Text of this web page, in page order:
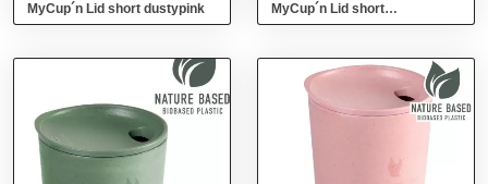
MyCup´n Lid short dustypink
MyCup´n Lid short
mustyyellow